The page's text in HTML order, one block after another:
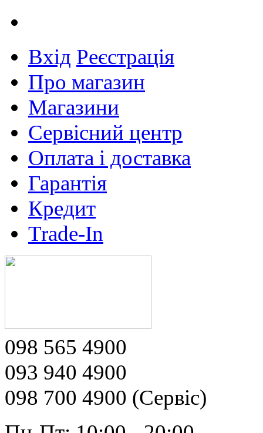
Вхід Реєстрація
Про магазин
Магазини
Сервісний центр
Оплата і доставка
Гарантія
Кредит
Trade-In
098 565 4900
093 940 4900
098 700 4900 (Сервіс)